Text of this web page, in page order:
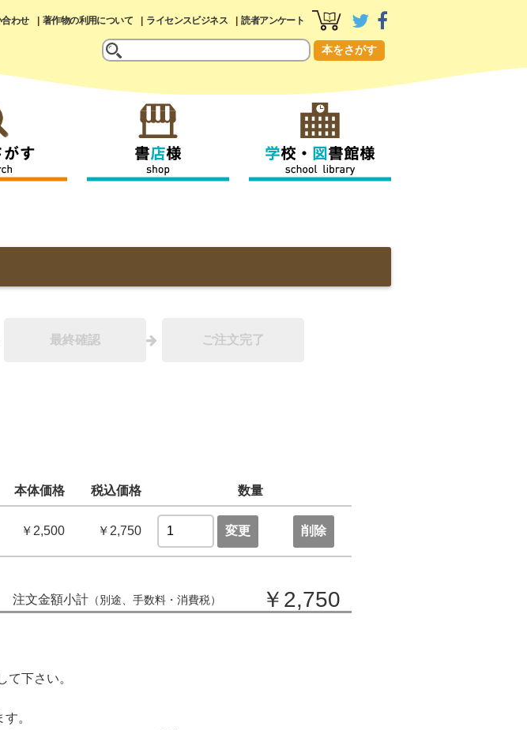
合わせ 著作物の利用について ライセンスビジネス 読者アンケート
本をさがす
最終確認 ご注文完了
本体価格 税込価格 数量
￥2,500 ￥2,750 変更 削除
注文金額小計 （別途、手数料・消費税） ￥2,750
下さい。
。